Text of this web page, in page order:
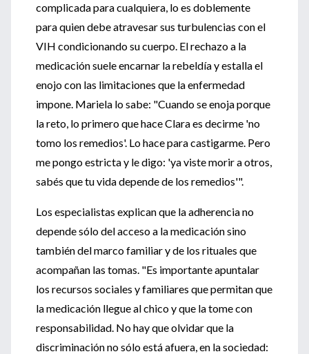
complicada para cualquiera, lo es doblemente
para quien debe atravesar sus turbulencias con el
VIH condicionando su cuerpo. El rechazo a la
medicación suele encarnar la rebeldía y estalla el
enojo con las limitaciones que la enfermedad
impone. Mariela lo sabe: "Cuando se enoja porque
la reto, lo primero que hace Clara es decirme 'no
tomo los remedios'. Lo hace para castigarme. Pero
me pongo estricta y le digo: 'ya viste morir a otros,
sabés que tu vida depende de los remedios'".
Los especialistas explican que la adherencia no
depende sólo del acceso a la medicación sino
también del marco familiar y de los rituales que
acompañan las tomas. "Es importante apuntalar
los recursos sociales y familiares que permitan que
la medicación llegue al chico y que la tome con
responsabilidad. No hay que olvidar que la
discriminación no sólo está afuera, en la sociedad: